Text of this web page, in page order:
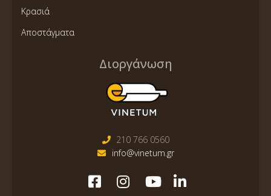
Κρασιά
Αποστάγματα
Διοργάνωση
210 766 0560
info@vinetum.gr